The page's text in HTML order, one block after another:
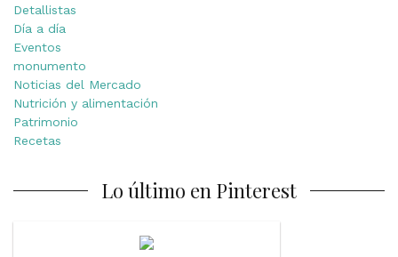
Detallistas
Día a día
Eventos
monumento
Noticias del Mercado
Nutrición y alimentación
Patrimonio
Recetas
Lo último en Pinterest